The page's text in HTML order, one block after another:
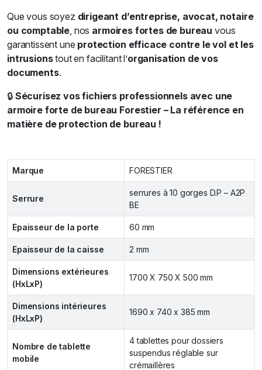
Que vous soyez dirigeant d’entreprise, avocat, notaire
ou comptable , nos armoires fortes de bureau vous
garantissent une protection efficace contre le vol et les
intrusionstout en facilitant l’organisation de vos
documents.
🔒 Sécurisez vos fichiers professionnels avec une
armoire forte de bureau Forestier – La référence en
matière de protection de bureau !
Marque FORESTIER
Serrure
serrures à 10 gorges D.P – A2P
BE
Epaisseur de la porte 60 mm
Epaisseur de la caisse 2 mm
Dimensions extérieures
(HxLxP)
1700 X 750 X 500 mm
Dimensions intérieures
(HxLxP)
1690 x 740 x 385 mm
Nombre de tablette
mobile
4 tablettes pour dossiers
suspendus réglable sur
crémaillères